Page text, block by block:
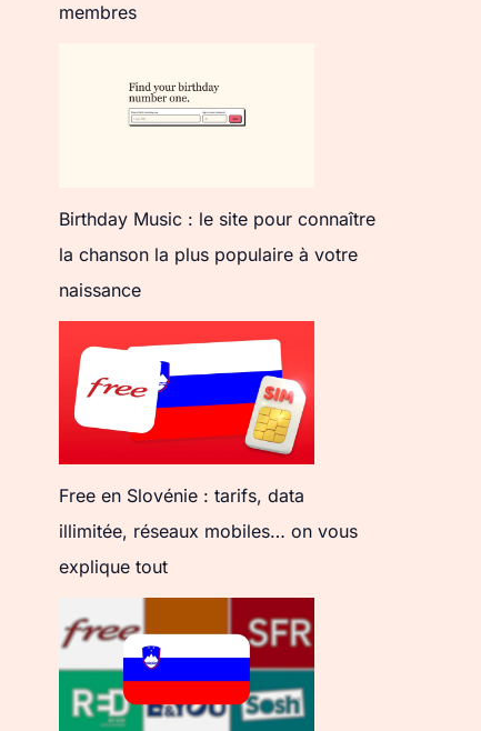
membres
Birthday Music : le site pour connaître
la chanson la plus populaire à votre
naissance
Free en Slovénie : tarifs, data
illimitée, réseaux mobiles… on vous
explique tout